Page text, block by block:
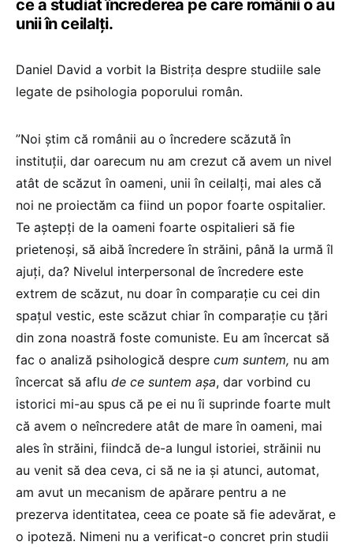
ce a studiat încrederea pe care românii o au
unii în ceilalți.
Daniel David a vorbit la Bistrița despre studiile sale
legate de psihologia poporului român.
”Noi știm că românii au o încredere scăzută în
instituții, dar oarecum nu am crezut că avem un nivel
atât de scăzut în oameni, unii în ceilalți, mai ales că
noi ne proiectăm ca fiind un popor foarte ospitalier.
Te aștepți de la oameni foarte ospitalieri să fie
prietenoși, să aibă încredere în străini, până la urmă îl
ajuți, da? Nivelul interpersonal de încredere este
extrem de scăzut, nu doar în comparație cu cei din
spațul vestic, este scăzut chiar în comparație cu țări
din zona noastră foste comuniste. Eu am încercat să
fac o analiză psihologică despre cum suntem, nu am
încercat să aflu de ce suntem așa, dar vorbind cu
istorici mi-au spus că pe ei nu îi suprinde foarte mult
că avem o neîncredere atât de mare în oameni, mai
ales în străini, fiindcă de-a lungul istoriei, străinii nu
au venit să dea ceva, ci să ne ia și atunci, automat,
am avut un mecanism de apărare pentru a ne
prezerva identitatea, ceea ce poate să fie adevărat, e
o ipoteză. Nimeni nu a verificat-o concret prin studii